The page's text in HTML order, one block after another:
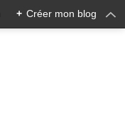
+ Créer mon blog